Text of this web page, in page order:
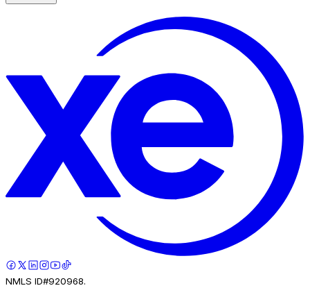
NMLS ID#920968.